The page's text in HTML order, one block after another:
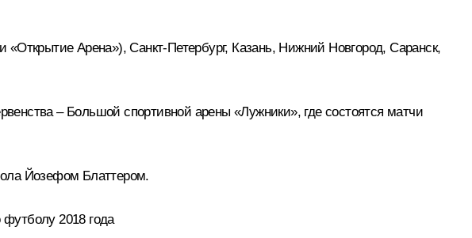
Арена»), Санкт-Петербург, Казань, Нижний Новгород, Саранск,
– Большой спортивной арены «Лужники», где состоятся матчи
Йозефом Блаттером.
футболу 2018 года